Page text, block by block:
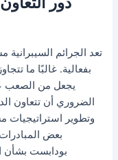
تعد الجرائم السيبرانية
بفعالية. غالبًا ما
يجعل من الصعب
الضروري أن تتعاون
وتطوير استراتيجيات
بعض المبادرات
بودابست بشأن